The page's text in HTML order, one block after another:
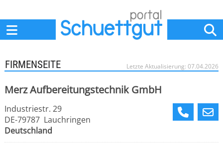
Letzte Aktualisierung: 07.04.2026
FIRMENSEITE
Merz Aufbereitungstechnik GmbH
Industriestr. 29
DE-79787 Lauchringen
Deutschland